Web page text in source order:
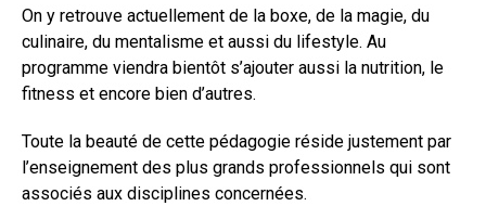
On y retrouve actuellement de la boxe, de la magie, du
culinaire, du mentalisme et aussi du lifestyle. Au
programme viendra bientôt s’ajouter aussi la nutrition, le
fitness et encore bien d’autres.
Toute la beauté de cette pédagogie réside justement par
l’enseignement des plus grands professionnels qui sont
associés aux disciplines concernées.